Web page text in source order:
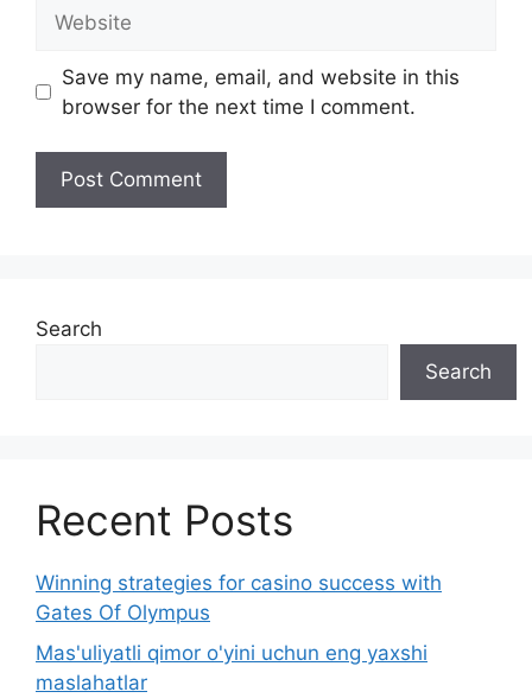
Save my name, email, and website in this
browser for the next time I comment.
Search
Search
Recent Posts
Winning strategies for casino success with
Gates Of Olympus
Mas'uliyatli qimor o'yini uchun eng yaxshi
maslahatlar